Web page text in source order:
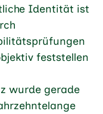
Identität ist
feststellen
wurde gerade